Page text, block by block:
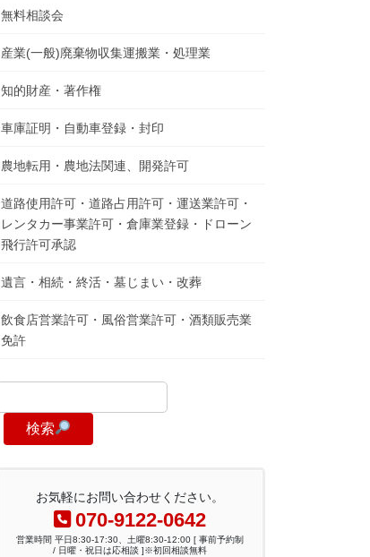
無料相談会
産業(一般)廃棄物収集運搬業・処理業
知的財産・著作権
車庫証明・自動車登録・封印
農地転用・農地法関連、開発許可
道路使用許可・道路占用許可・運送業許可・
レンタカー事業許可・倉庫業登録・ドローン
飛行許可承認
遺言・相続・終活・墓じまい・改葬
飲食店営業許可・風俗営業許可・酒類販売業
免許
検索
お気軽にお問い合わせください。
070-9122-0642
営業時間 平日8:30-17:30、土曜8:30-12:00 [ 事前予約制
/ 日曜・祝日は応相談 ]※初回相談無料